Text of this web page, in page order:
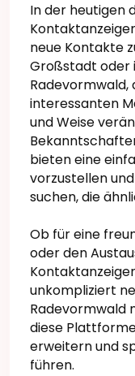
In der heutigen
neue Kontakte
Großstadt oder
Radevormwald,
interessanten
und Weise
bieten eine
vorzustellen
suchen, die
Ob für eine
oder den
unkompliziert
Radevormwald
diese
erweitern und
führen.